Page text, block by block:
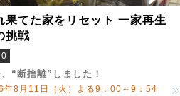
果てた家をリセット 一家再生
挑戦
“断捨離”しました！
年8月11日（火）よる9：00～9：54